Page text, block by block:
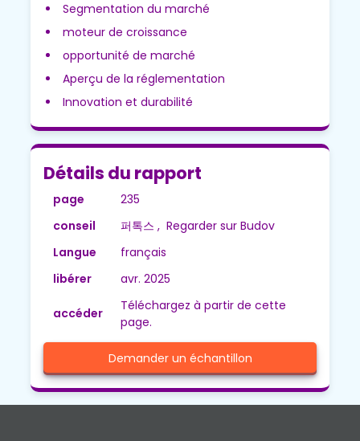
Segmentation du marché
moteur de croissance
opportunité de marché
Aperçu de la réglementation
Innovation et durabilité
Détails du rapport
page
235
conseil
퍼톡스 , Regarder sur Budov
Langue
français
libérer
avr. 2025
accéder
Téléchargez à partir de cette
page.
Demander un échantillon